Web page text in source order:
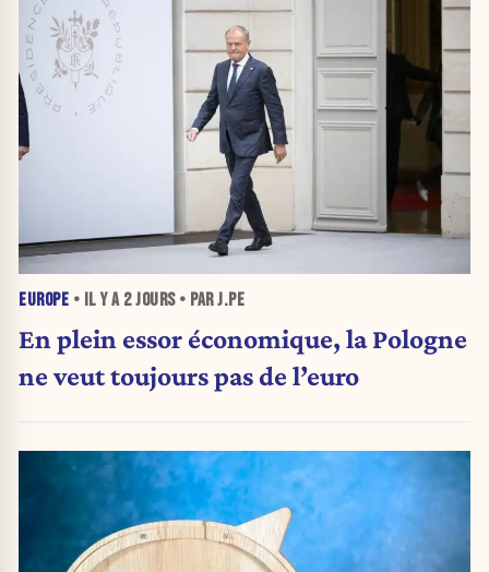
EUROPE • IL Y A 2 JOURS• PAR J.PE
En plein essor économique, la Pologne
ne veut toujours pas de l’euro